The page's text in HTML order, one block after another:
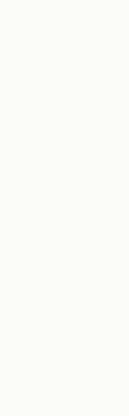
Was ist
Accueil Vélo
Radfahrer im
Ich
Erhalten Sie